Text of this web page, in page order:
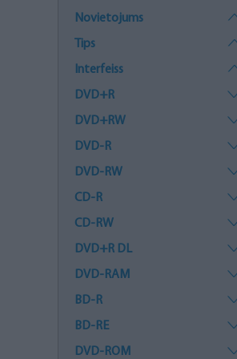
Novietojums
Tips
Interfeiss
DVD+R
DVD+RW
DVD-R
DVD-RW
CD-R
CD-RW
DVD+R DL
DVD-RAM
BD-R
BD-RE
DVD-ROM